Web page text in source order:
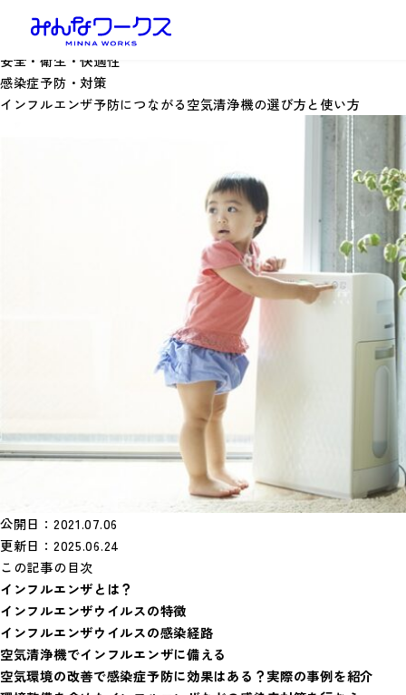
安全・衛生・快適性
感染症予防・対策
インフルエンザ予防につながる空気清浄機の選び方と使い方
公開日：2021.07.06
更新日：2025.06.24
この記事の目次
インフルエンザとは？
インフルエンザウイルスの特徴
インフルエンザウイルスの感染経路
空気清浄機でインフルエンザに備える
空気環境の改善で感染症予防に効果はある？実際の事例を紹介